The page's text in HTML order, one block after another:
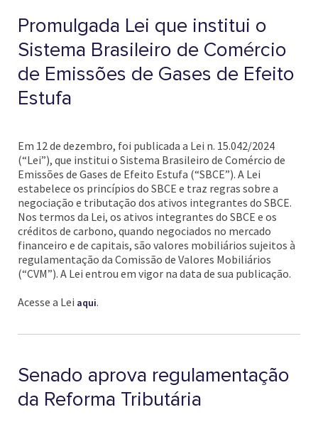
Promulgada Lei que institui o
Sistema Brasileiro de Comércio
de Emissões de Gases de Efeito
Estufa
Em 12 de dezembro, foi publicada a Lei n. 15.042/2024
(“Lei”), que institui o Sistema Brasileiro de Comércio de
Emissões de Gases de Efeito Estufa (“SBCE”). A Lei
estabelece os princípios do SBCE e traz regras sobre a
negociação e tributação dos ativos integrantes do SBCE.
Nos termos da Lei, os ativos integrantes do SBCE e os
créditos de carbono, quando negociados no mercado
financeiro e de capitais, são valores mobiliários sujeitos à
regulamentação da Comissão de Valores Mobiliários
(“CVM”). A Lei entrou em vigor na data de sua publicação.
Acesse a Lei aqui.
Senado aprova regulamentação
da Reforma Tributária